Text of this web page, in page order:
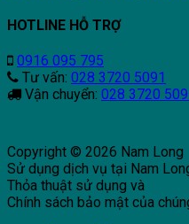
HOTLINE HỖ TRỢ
0916 095 795
Tư vấn: 028 3720 5091
Vận chuyển: 028 3720
Copyright © 2026 Nam Long
Sử dụng dịch vụ tại Nam
Thỏa thuật sử dụng và
Chính sách bảo mật của